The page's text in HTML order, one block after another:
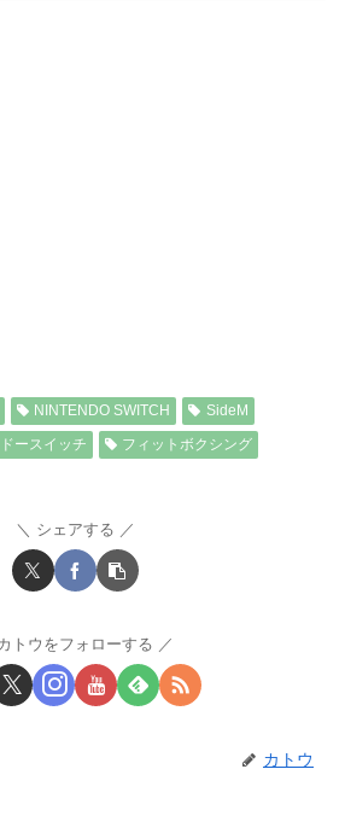
NINTENDO SWITCH
SideM
ースイッチ
フィットボクシング
シェアする
カトウをフォローする
カトウ